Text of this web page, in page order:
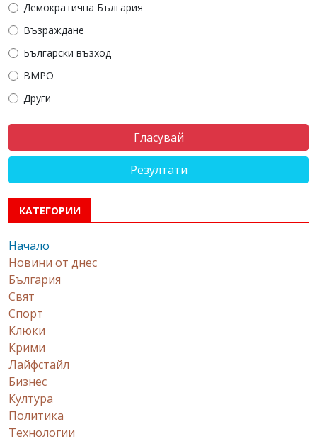
Демократична България
Възраждане
Български възход
ВМРО
Други
Резултати
КАТЕГОРИИ
Начало
Новини от днес
България
Свят
Спорт
Клюки
Крими
Лайфстайл
Бизнес
Култура
Политика
Технологии